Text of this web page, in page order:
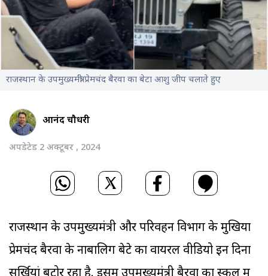
राजस्थान के उपमुख्यमंत्री प्रेमचंद बैरवा का बेटा आशु जीप चलाते हुए
आनंद चौधरी
अपडेटेड 2 अक्टूबर , 2024
राजस्थान के उपमुख्यमंत्री और परिवहन विभाग के मुखिया
प्रेमचंद बैरवा के नाबालिग बेटे का वायरल वीडियो इन दिनों